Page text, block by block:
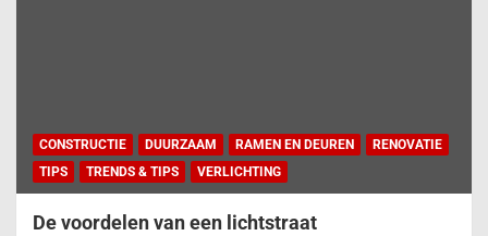
CONSTRUCTIE DUURZAAM RAMEN EN DEUREN
RENOVATIE
TIPS
TRENDS & TIPS VERLICHTING
De voordelen van een lichtstraat